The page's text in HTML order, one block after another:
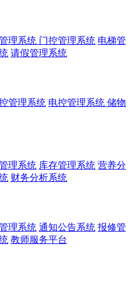
理系统 门控管理系统 电梯管
请假管理系统
管理系统 电控管理系统 储物
理系统 库存管理系统 营养分
财务分析系统
理系统 通知公告系统 报修管
教师服务平台